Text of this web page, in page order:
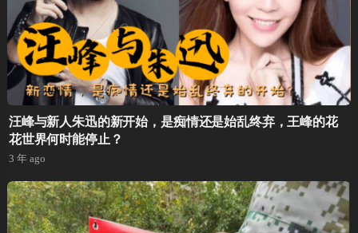
汪峰与新人朱迅的新开始，是痴情还是始乱终弃，王峰的花
花世界何时能停止？
3 年 ago